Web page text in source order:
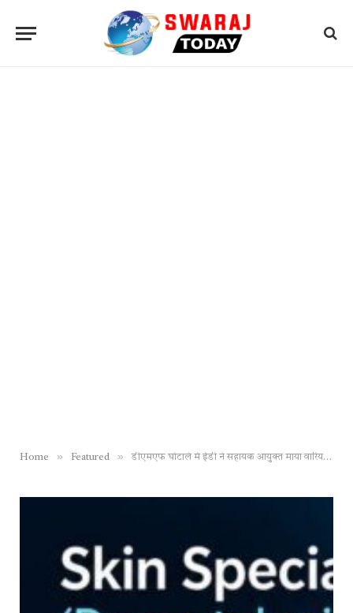
Home » Featured » डीएमएफ घाेटाले में ईडी ने सहायक आयुक्‍त माया वारियर को किया ग‍िरफ्तार, 23 अक्टूबर तक र‍िमांड पर भेजा